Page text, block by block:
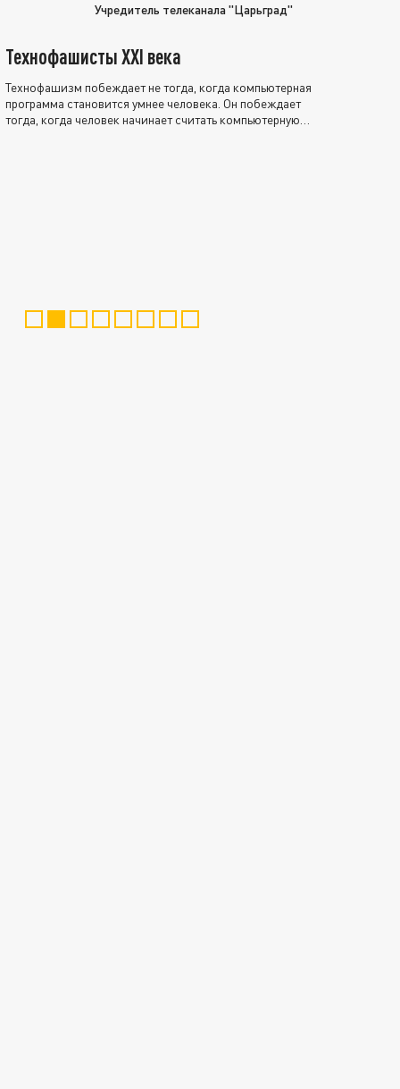
Учредитель телеканала "Царьград"
Технофашисты XXI века
Технофашизм побеждает не тогда, когда компьютерная
программа становится умнее человека. Он побеждает
тогда, когда человек начинает считать компьютерную